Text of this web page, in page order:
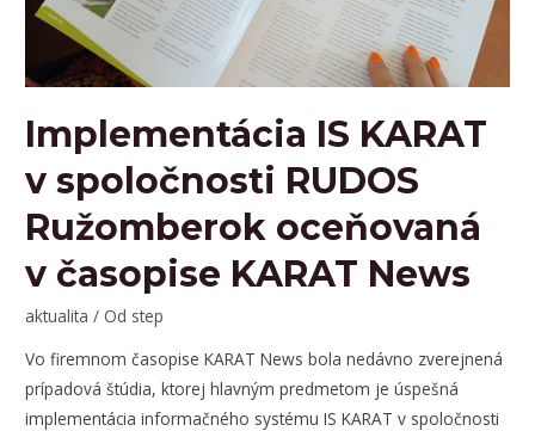
republiku
Implementácia IS KARAT
v spoločnosti RUDOS
Ružomberok oceňovaná
v časopise KARAT News
aktualita / Od step
Vo firemnom časopise KARAT News bola nedávno zverejnená
prípadová štúdia, ktorej hlavným predmetom je úspešná
implementácia informačného systému IS KARAT v spoločnosti